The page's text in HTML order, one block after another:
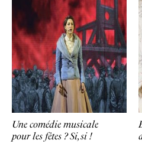
Une comédie musicale
pour les fêtes ? Si, si !